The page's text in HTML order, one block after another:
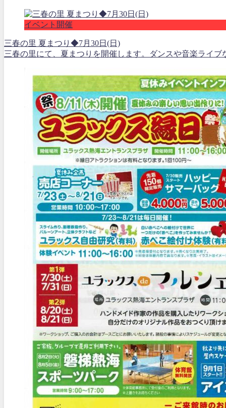
イベント開催
三春の里 夏まつり◆7月30日(日)
三春の里にて、夏まつりを開催します。ダンスや音楽ライ